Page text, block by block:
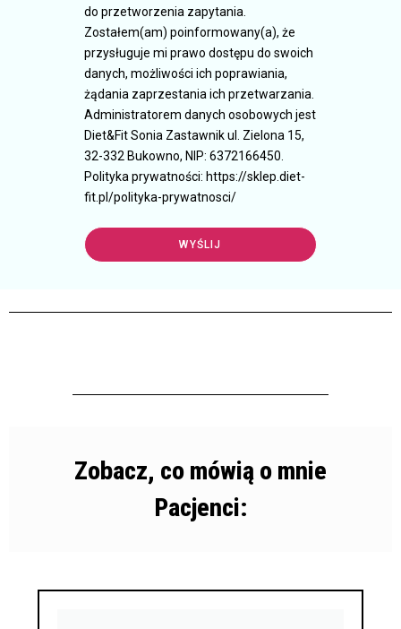
do przetworzenia zapytania.
Zostałem(am) poinformowany(a), że
przysługuje mi prawo dostępu do swoich
danych, możliwości ich poprawiania,
żądania zaprzestania ich przetwarzania.
Administratorem danych osobowych jest
Diet&Fit Sonia Zastawnik ul. Zielona 15,
32-332 Bukowno, NIP: 6372166450.
Polityka prywatności: https://sklep.diet-
fit.pl/polityka-prywatnosci/
WYŚLIJ
Zobacz, co mówią o mnie
Pacjenci: